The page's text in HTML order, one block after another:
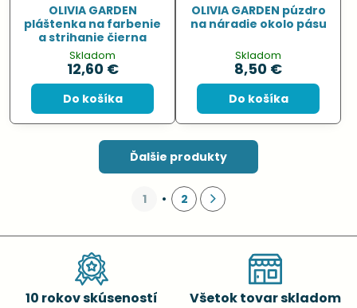
OLIVIA GARDEN
pláštenka na farbenie
a strihanie čierna
Skladom
12,60 €
Do košíka
OLIVIA GARDEN púzdro
na náradie okolo pásu
Skladom
8,50 €
Do košíka
Ďalšie produkty
1 2
10 rokov skúseností Všetok tovar skladom